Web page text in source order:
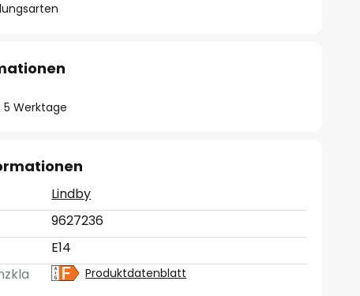
5 Werktage
Lindby
9627236
E14
Produktdatenblatt